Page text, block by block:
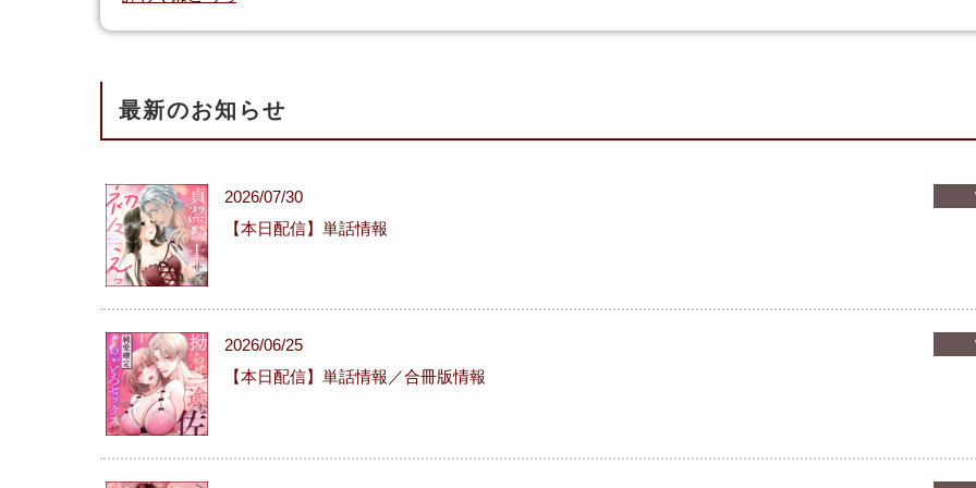
最新のお知らせ
2026/07/30
【本日配信】単話情報
2026/06/25
【本日配信】単話情報／合冊版情報